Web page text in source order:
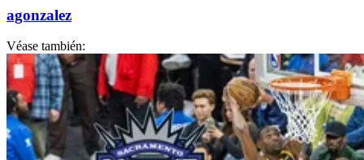
agonzalez
Véase también: